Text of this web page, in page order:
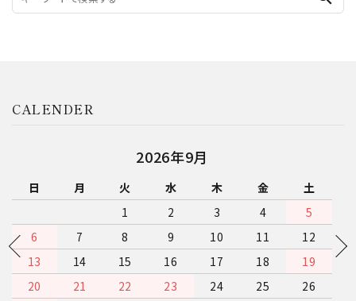
CALENDER
2026年9月
日 月 火 水 木 金
土
1
2 3 4
5
6
7 8 9 10 11
12
13
14 15 16 17 18
19
20
21 22 23 24 25
26